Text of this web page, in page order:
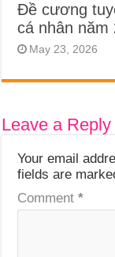
Đề cương
cá nhân năm
May 23, 2026
Leave a Reply
Your email
fields are
Comment*